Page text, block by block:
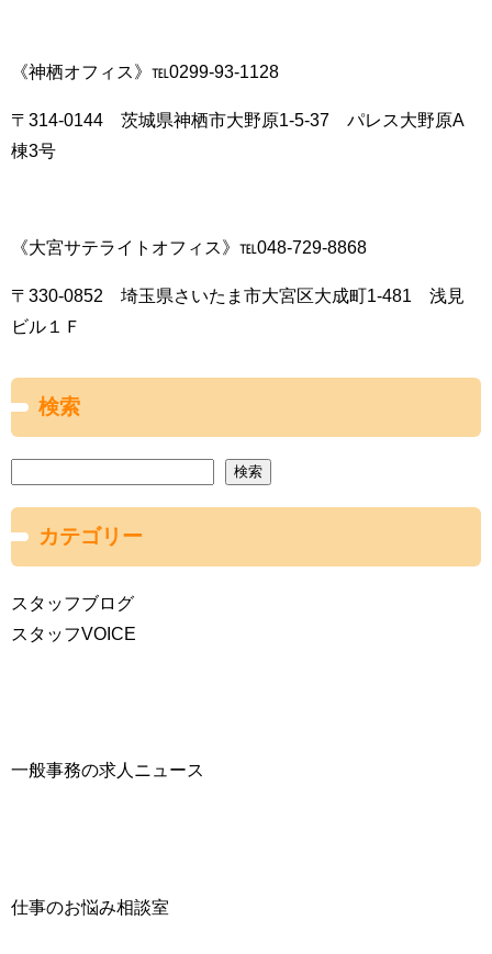
《神栖オフィス》℡0299-93-1128
〒314-0144 茨城県神栖市大野原1-5-37 パレス大野原A
棟3号
《大宮サテライトオフィス》℡048-729-8868
〒330-0852 埼玉県さいたま市大宮区大成町1-481 浅見
ビル１Ｆ
検索
検索
カテゴリー
スタッフブログ
スタッフVOICE
一般事務の求人ニュース
仕事のお悩み相談室